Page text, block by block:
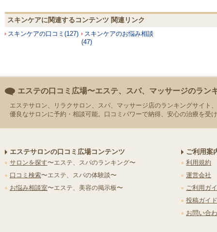
スキンケアに関連するコンテンツ 関連リンク
スキンケアの口コミ(127)
スキンケアのお悩み相談
(47)
エステの口コミ広場〜エステ、スパ、マッサージのラン
エステサロン、リラクサロン、スパ、マッサージ店のランキングサイト
優良なサロンに予約・相談可能。口コミパワーで納得、安心の治療を受
エステサロンの口コミ広場コンテンツ
サロンを探す〜エステ、スパのランキング〜
口コミ検索〜エステ、スパの体験談〜
お悩み相談室〜エステ、美容の掲示板〜
ご利用案
利用規約
運営会社
ご利用ガ
投稿ガイ
お問い合